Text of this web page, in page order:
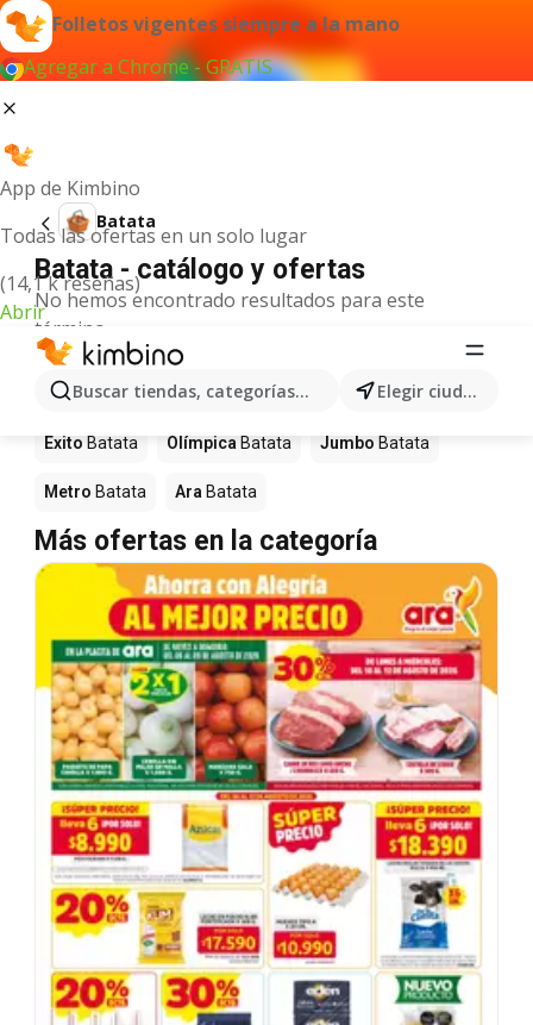
Folletos vigentes siempre a la mano
Agregar a Chrome - GRATIS
App de Kimbino
Todas las ofertas en un solo lugar
(14,1 k reseñas)
Abrir
Buscar tiendas, categorías, productos... Elegir ciudad
Batata
Batata - catálogo y ofertas
No hemos encontrado resultados para este
término.
Batata en oferta - ¿Dónde
comprarlo?
Éxito Batata Olímpica Batata Jumbo Batata
Metro Batata Ara Batata
Más ofertas en la categoría